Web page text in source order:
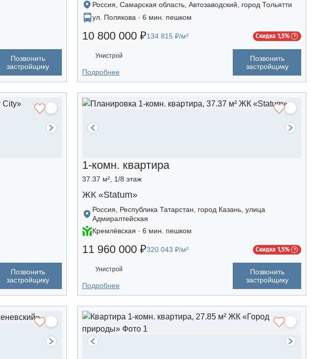
Позвонить
застройщику
Россия, Самарская область, Автозаводский, город Тольятти
ул. Полякова · 6 мин. пешком
10 800 000 ₽134 815 ₽/м² Скидка 1,5%
Унистрой
Позвонить
застройщику
Подробнее
Позвонить
застройщику
1-комн. квартира
37.37 м², 1/8 этаж
ЖК «Statum»
Россия, Республика Татарстан, город Казань, улица
Адмиралтейская
Кремлёвская · 6 мин. пешком
11 960 000 ₽320 043 ₽/м² Скидка 1,5%
Унистрой
Позвонить
застройщику
Подробнее